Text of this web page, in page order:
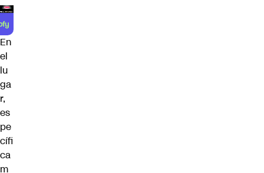
En
el
lu
ga
r,
es
pe
cífi
ca
m